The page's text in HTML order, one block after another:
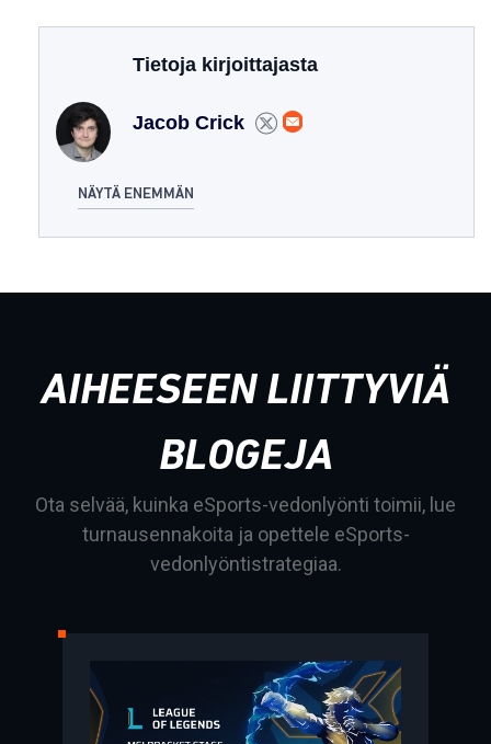
Tietoja kirjoittajasta
Jacob Crick
NÄYTÄ ENEMMÄN
AIHEESEEN LIITTYVIÄ
BLOGEJA
Ota selvää, kuinka eSports-vedonlyönti toimii, lue
turnausennakoita ja opettele eSports-
vedonlyöntistrategiaa.